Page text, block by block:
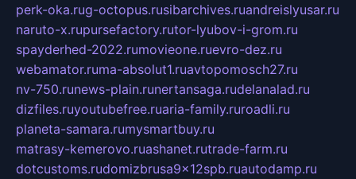
perk-oka.rug-octopus.rusibarchives.ruandreislyusar.ru
naruto-x.rupursefactory.rutor-lyubov-i-grom.ru
spayderhed-2022.rumovieone.ruevro-dez.ru
webamator.ruma-absolut1.ruavtopomosch27.ru
nv-750.runews-plain.runertansaga.rudelanalad.ru
dizfiles.ruyoutubefree.ruaria-family.ruroadli.ru
planeta-samara.rumysmartbuy.ru
matrasy-kemerovo.ruashanet.rutrade-farm.ru
dotcustoms.rudomizbrusa9x12spb.ruautodamp.ru